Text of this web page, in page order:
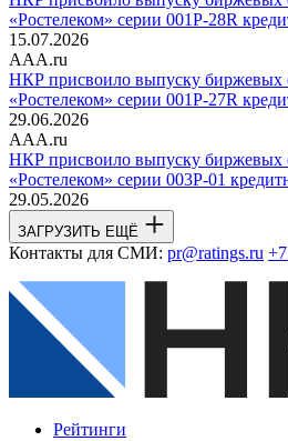
«Ростелеком» серии 001Р-28R
15.07.2026
AAA.ru
НКР присвоило выпуску
«Ростелеком» серии 001Р-27R
29.06.2026
AAA.ru
НКР присвоило выпуску
«Ростелеком» серии 003Р-01
29.05.2026
ЗАГРУЗИТЬ ЕЩЁ
Контакты для СМИ: pr@ratings.ru
Рейтинги